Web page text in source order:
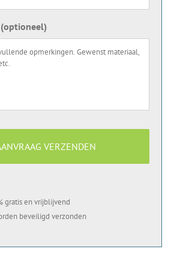
gratis en vrijblijvend
beveiligd verzonden